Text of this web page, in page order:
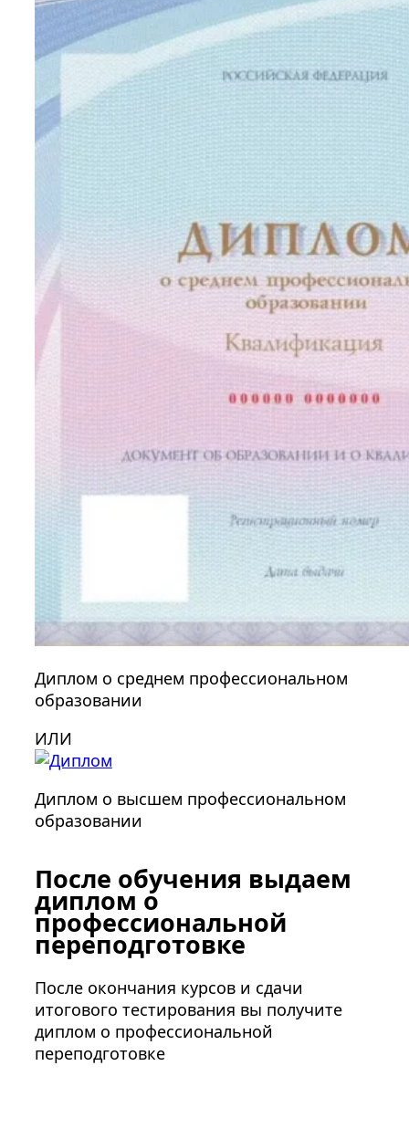
Диплом о среднем профессиональном
образовании
ИЛИ
Диплом о высшем профессиональном
образовании
После обучения выдаем
диплом о
профессиональной
переподготовке
После окончания курсов и сдачи
итогового тестирования вы получите
диплом о профессиональной
переподготовке